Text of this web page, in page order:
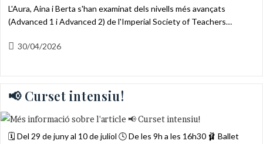
L'Aura, Aina i Berta s'han examinat dels nivells més avançats
(Advanced 1 i Advanced 2) de l'Imperial Society of Teachers…
Entrada
30/04/2026
📢 Curset intensiu!
🗓️ Del 29 de juny al 10 de juliol 🕓 De les 9h a les 16h30 🩰 Ballet